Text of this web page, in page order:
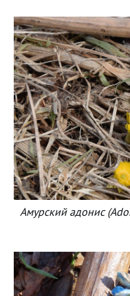
Амурский адонис